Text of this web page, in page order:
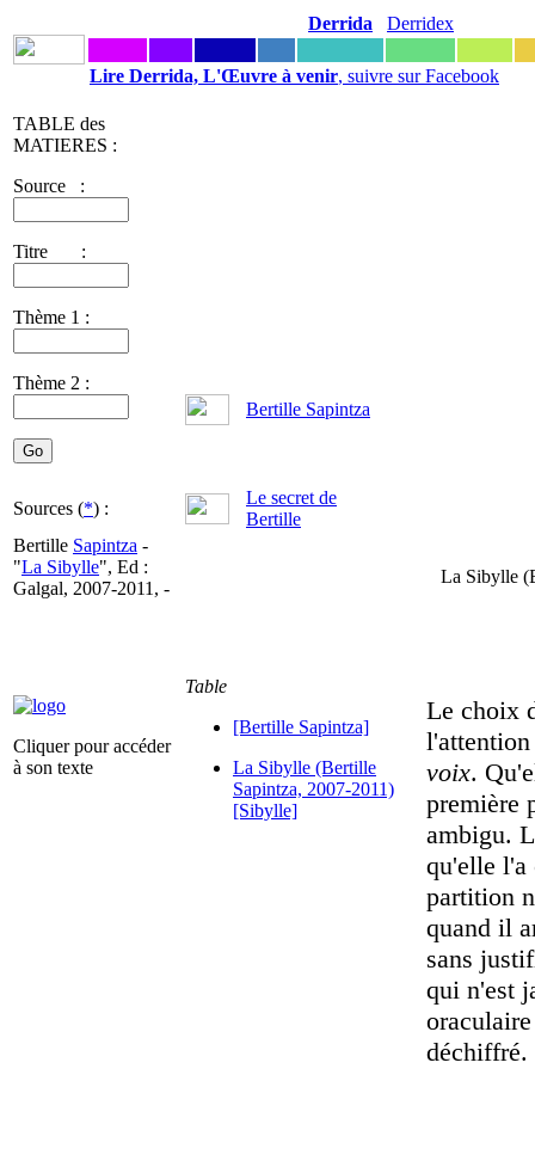
Derrida Derridex
Lire Derrida, L'Œuvre à venir, suivre sur Facebook
TABLE des
MATIERES :
Source :
Titre :
Thème 1 :
Thème 2 :
Bertille Sapintza
Sources (*) :
Le secret de
Bertille
Bertille Sapintza -
"La Sibylle", Ed :
Galgal, 2007-2011, -
La Sibylle
Cliquer pour accéder
à son texte
Table
[Bertille Sapintza]
La Sibylle (Bertille
Sapintza, 2007-2011)
[Sibylle]
Le choix
voix.
première
ambigu.
qu'elle
partition
quand il
sans
qui n'est
déchiffré.